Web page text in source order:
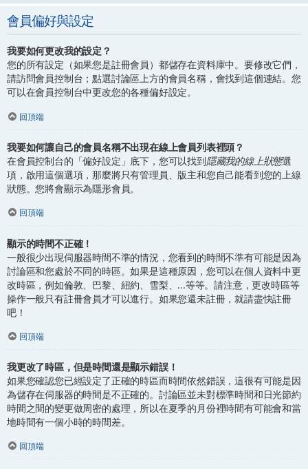
會員偏好與設定
我要如何更改我的設定？
您的所有設定（如果您是註冊會員）都儲存在資料庫中。要修改它們，
請訪問會員控制台；點選討論區上方的會員名稱，會找到這個連結。您
可以在會員控制台中更改您的各種偏好設定。
回頂端
我要如何讓自己的會員名稱不出現在線上會員列表裡頭？
在會員控制台的「偏好設定」底下，您可以找到隱藏我的線上狀態選
項，啟用這個選項，那麼將只有管理員、版主和您自己能看到您的上線
狀態。您將會顯示為隱形會員。
回頂端
顯示的時間不正確！
一般很少出現伺服器時間不準的情況，您看到的時間不準有可能是因為
討論區和您處於不同的時區。如果是這種原因，您可以在個人資料中更
改時區，例如倫敦、巴黎、紐約、雪梨、...等等。請注意，更改時區等
操作一般只有註冊會員才可以進行。如果您還未註冊，就請盡快註冊
吧！
回頂端
我更改了時區，但是時間還是顯示錯誤！
如果您確認您已經設定了正確的時區而時間依然錯誤，這很有可能是因
為儲存在伺服器的時間是不正確的。討論區並未對標準時間和日光節約
時間之間的變更做周密的處理，所以在夏季的月份裡時間有可能會和當
地時間有一個小時的時間差。
回頂端